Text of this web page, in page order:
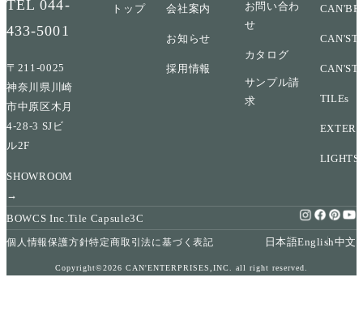
TEL044-
433-5001
〒211-0025
神奈川県川崎
市中原区木月
4-28-3 SJビ
ル2F
SHOWROOM
→
トップ 会社案内
お知らせ
採用情報
お問い合わ
せ
カタログ
サンプル請
求
TILEs
LIGHTS
BOWCS Inc. Tile Capsule3C
個人情報保護方針特定商取引法に基づく表記 日本語English中文
Copyright©2026 CAN'ENTERPRISES,INC. all right reserved.